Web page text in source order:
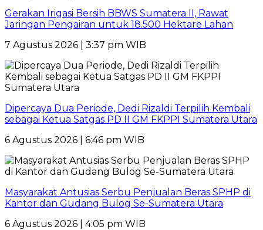
Gerakan Irigasi Bersih BBWS Sumatera II, Rawat
Jaringan Pengairan untuk 18.500 Hektare Lahan
7 Agustus 2026 | 3:37 pm WIB
Dipercaya Dua Periode, Dedi Rizaldi Terpilih Kembali
sebagai Ketua Satgas PD II GM FKPPI Sumatera Utara
6 Agustus 2026 | 6:46 pm WIB
Masyarakat Antusias Serbu Penjualan Beras SPHP di
Kantor dan Gudang Bulog Se-Sumatera Utara
6 Agustus 2026 | 4:05 pm WIB